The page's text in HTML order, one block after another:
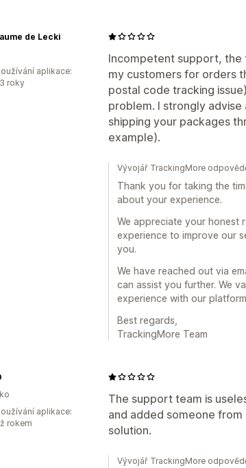
Incompetent support, the
my customers for orders
postal code tracking
problem. I strongly
shipping your packages
example).
de Lecki
aplikace:
roky
Vývojář TrackingMore
Thank you for taking the
about your experience.
We appreciate your honest
experience to improve our
you.
We have reached out via
can assist you further. We
experience with our
Best regards,
TrackingMore Team
The support team is
and added someone
solution.
aplikace:
rokem
Vývojář TrackingMore